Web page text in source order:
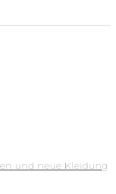
und neue Kleidung